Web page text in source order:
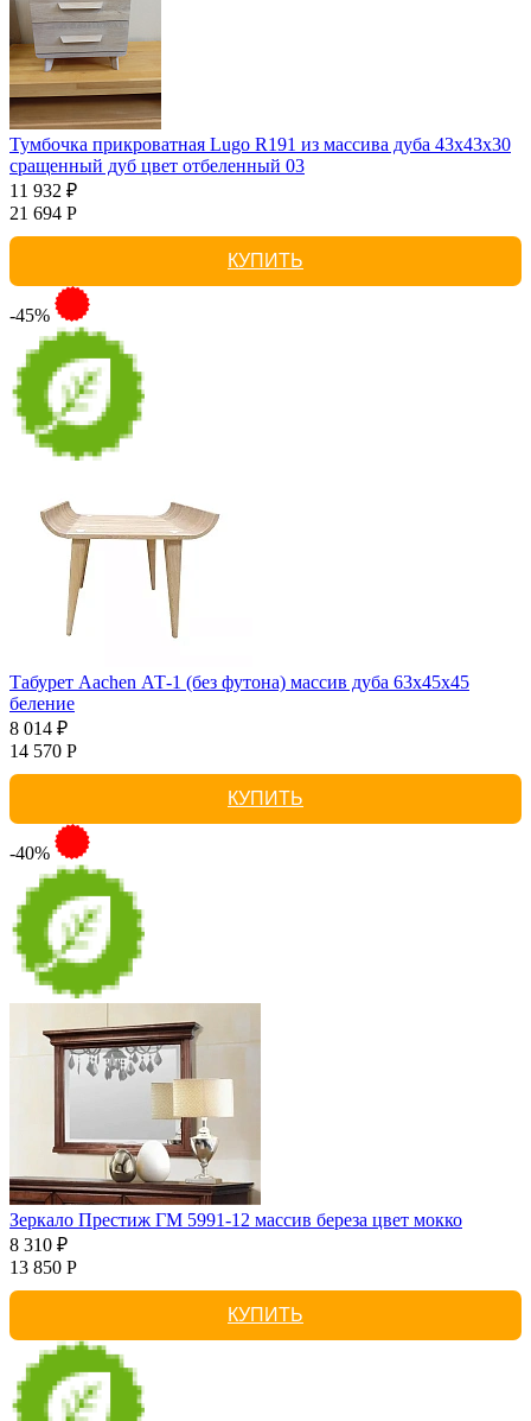
Тумбочка прикроватная Lugo R191 из массива дуба 43х43х30
сращенный дуб цвет отбеленный 03
11 932 ₽
21 694 Р
КУПИТЬ
-45%
Табурет Aachen АТ-1 (без футона) массив дуба 63х45х45
беление
8 014 ₽
14 570 Р
КУПИТЬ
-40%
Зеркало Престиж ГМ 5991-12 массив береза цвет мокко
8 310 ₽
13 850 Р
КУПИТЬ